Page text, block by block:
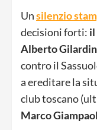
Unsilenzio
decisioni forti: il
Alberto
contro il
a ereditare la
club toscano
Marco